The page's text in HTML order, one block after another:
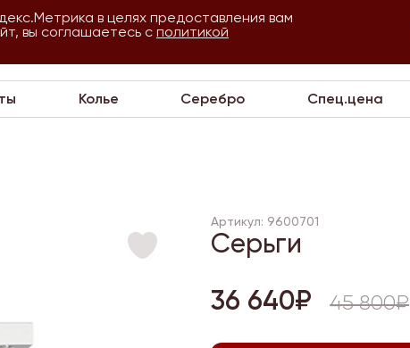
Для
VIP Партнеры
Колье Серебро Спец.цена
Артикул: 9600701
Серьги
36 640₽ 45 800₽
в целях предоставления вам
вы соглашаетесь с политикой